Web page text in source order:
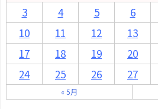
3
4 5 6
10
11 12 13
17
18 19 20
24
25 26 27
« 5月